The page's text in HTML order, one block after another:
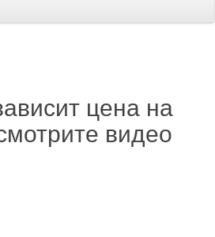
цена на
видео